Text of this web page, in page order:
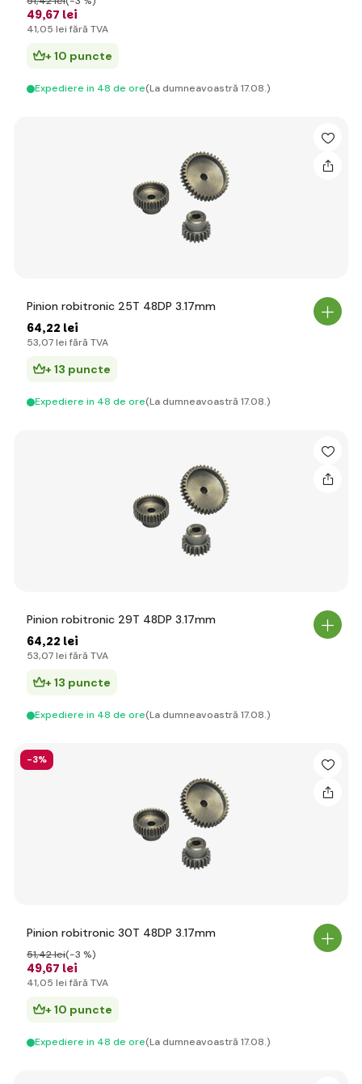
49,67 lei
41,05 lei fără TVA
+ 10 puncte
Expediere in 48 de ore(La dumneavoastră 17.08.)
Pinion robitronic 25T 48DP 3.17mm
64,22 lei
53,07 lei fără TVA
+ 13 puncte
Expediere in 48 de ore(La dumneavoastră 17.08.)
Pinion robitronic 29T 48DP 3.17mm
64,22 lei
53,07 lei fără TVA
+ 13 puncte
Expediere in 48 de ore(La dumneavoastră 17.08.)
-3%
Pinion robitronic 30T 48DP 3.17mm
49,67 lei
51,42 lei(-3 %)
41,05 lei fără TVA
+ 10 puncte
Expediere in 48 de ore(La dumneavoastră 17.08.)